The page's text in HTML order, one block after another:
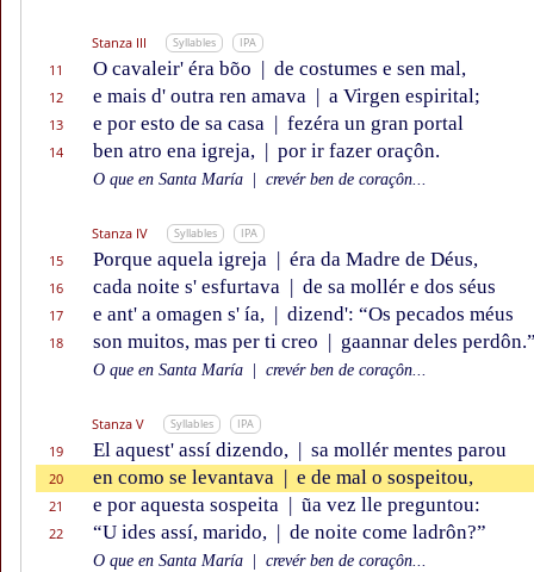
Stanza III Syllables IPA
11 O cavaleir' éra bõo | de costumes e sen mal,
12 e mais d' outra ren amava | a Virgen espirital;
13 e por esto de sa casa | fezéra un gran portal
14 ben atro ena igreja, | por ir fazer oraçôn.
O que en Santa María crevér ben de coraçôn...
Stanza IV Syllables IPA
15 Porque aquela igreja | éra da Madre de Déus,
16 cada noite s' esfurtava | de sa mollér e dos séus
17 e ant' a omagen s' ía, | dizend': “Os pecados méus
18 son muitos, mas per ti creo | gaannar deles
O que en Santa María crevér ben de coraçôn...
Stanza V Syllables IPA
19 El aquest' assí dizendo, | sa mollér mentes parou
20 en como se levantava | e de mal o sospeitou,
21 e por aquesta sospeita | ũa vez lle preguntou:
22 “U ides assí, marido, | de noite come ladrôn?”
O que en Santa María crevér ben de coraçôn...